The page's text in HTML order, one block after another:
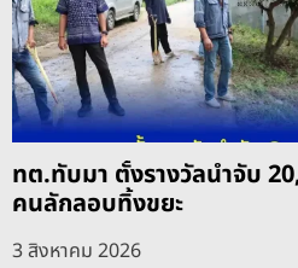
ทต.ทับมา ตั้งรางวัลนำจับ
คนลักลอบทิ้งขยะ
3 สิงหาคม 2026